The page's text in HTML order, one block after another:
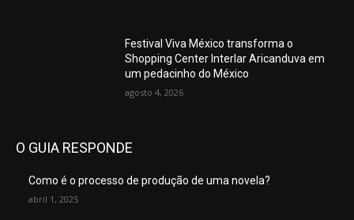
Festival Viva México transforma o
Shopping Center Interlar Aricanduva em
um pedacinho do México
agosto 4, 2026
O GUIA RESPONDE
Como é o processo de produção de uma novela?
abril 1, 2025